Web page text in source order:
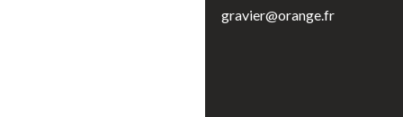
gravier@orange.fr